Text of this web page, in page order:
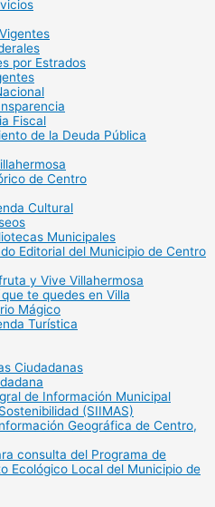
por Estrados
Fiscal
de la Deuda Pública
de Centro
Cultural
Municipales
Editorial del Municipio de Centro
y Vive Villahermosa
te quedes en Villa
Mágico
Turística
Ciudadanas
de Información Municipal
(SIIMAS)
Geográfica de Centro,
consulta del Programa de
Ecológico Local del Municipio de